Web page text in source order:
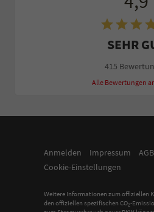
SEHR
415
Alle Bewertungen
Anmelden Impressum AGB
Cookie-Einstellungen
Weitere Informationen zum offiziellen
den offiziellen spezifischen CO2-